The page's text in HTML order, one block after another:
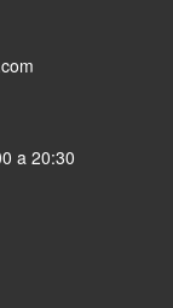
a 20:30